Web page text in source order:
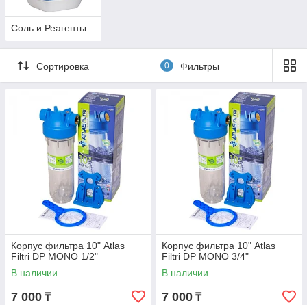
Соль и Реагенты
Сортировка 0 Фильтры
Корпус фильтра 10" Atlas
Filtri DP MONO 1/2"
В наличии
7 000 ₸
Корпус фильтра 10" Atlas
Filtri DP MONO 3/4"
В наличии
7 000 ₸